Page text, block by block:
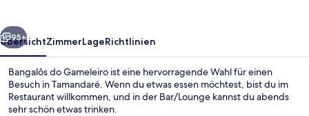
Weiter
95+
ÜbersichtZimmerLageRichtlinien
Bangalôs do Gameleiro ist eine hervorragende Wahl für einen
Besuch in Tamandaré. Wenn du etwas essen möchtest, bist du im
Restaurant willkommen, und in der Bar/Lounge kannst du abends
sehr schön etwas trinken.